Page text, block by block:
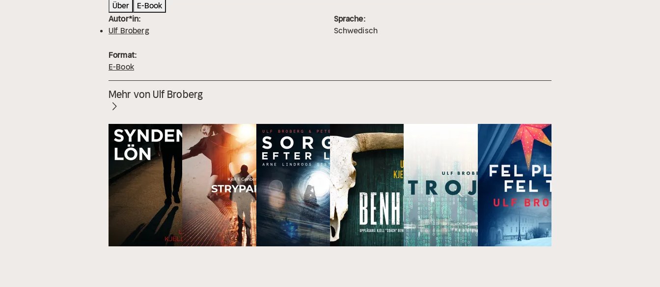
Über
E-Book
Autor*in:
Ulf Broberg
Sprache:
Schwedisch
Format:
E-Book
Mehr von Ulf Broberg